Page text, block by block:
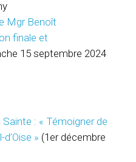
Mgr Benoît
finale et
15 septembre 2024
: « Témoigner de
» (1er décembre